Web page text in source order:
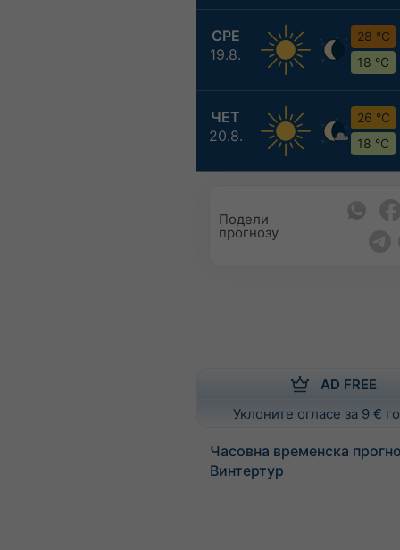
СРЕ
19.8.
28 °C
18 °C
ЧЕТ
20.8.
26 °C
18 °C
Подели
прогнозу
AD FREE
Уклоните огласе за 9 €
Часовна временска
Винтертур